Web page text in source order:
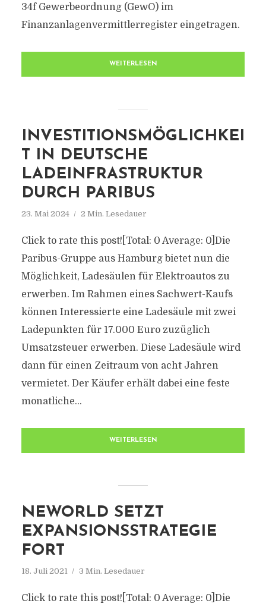
34f Gewerbeordnung (GewO) im
Finanzanlagenvermittlerregister eingetragen.
WEITERLESEN
INVESTITIONSMÖGLICHKEI
T IN DEUTSCHE
LADEINFRASTRUKTUR
DURCH PARIBUS
23. Mai 2024 2 Min. Lesedauer
Click to rate this post![Total: 0 Average: 0]Die
Paribus-Gruppe aus Hamburg bietet nun die
Möglichkeit, Ladesäulen für Elektroautos zu
erwerben. Im Rahmen eines Sachwert-Kaufs
können Interessierte eine Ladesäule mit zwei
Ladepunkten für 17.000 Euro zuzüglich
Umsatzsteuer erwerben. Diese Ladesäule wird
dann für einen Zeitraum von acht Jahren
vermietet. Der Käufer erhält dabei eine feste
monatliche...
WEITERLESEN
NEWORLD SETZT
EXPANSIONSSTRATEGIE
FORT
18. Juli 2021 3 Min. Lesedauer
Click to rate this post![Total: 0 Average: 0]Die